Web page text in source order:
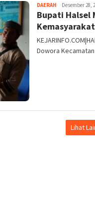
DAERAH Kejar
Info
Desember 28,
Bupati Halsel
Dowora
Lihat